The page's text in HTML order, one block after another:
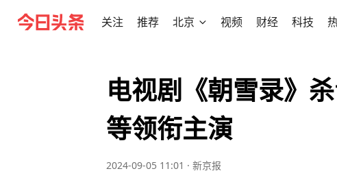
关注 推荐 北京 视频 财经 科技
电视剧《朝雪录》
等领衔主演
2024-09-05 11:01 · 新京报